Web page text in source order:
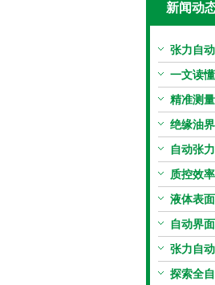
新闻动
张力自
解析
一文读
原理到
精准测
张力系
绝缘油
自动张
力的？
质控效
仪真香
液体表
定“小窍
自动界
体界面
张力自
探索全